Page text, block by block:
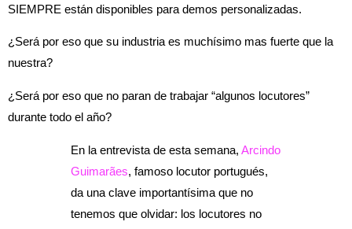
SIEMPRE están disponibles para demos personalizadas.
¿Será por eso que su industria es muchísimo mas fuerte que la
nuestra?
¿Será por eso que no paran de trabajar “algunos locutores”
durante todo el año?
En la entrevista de esta semana, Arcindo
Guimarães, famoso locutor portugués,
da una clave importantísima que no
tenemos que olvidar: los locutores no